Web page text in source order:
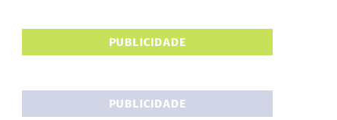
PUBLICIDADE
PUBLICIDADE